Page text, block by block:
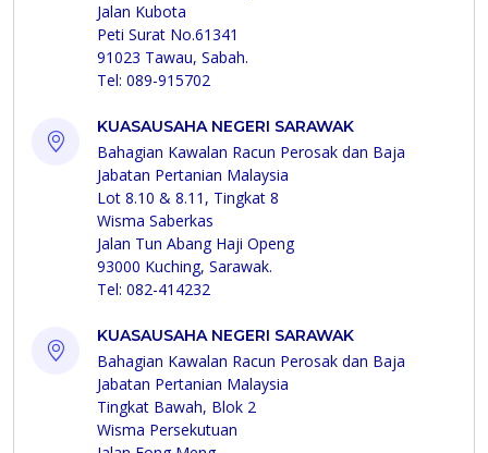
Jalan Kubota
Peti Surat No.61341
91023 Tawau, Sabah.
Tel: 089-915702
KUASAUSAHA NEGERI SARAWAK
Bahagian Kawalan Racun Perosak dan Baja
Jabatan Pertanian Malaysia
Lot 8.10 & 8.11, Tingkat 8
Wisma Saberkas
Jalan Tun Abang Haji Openg
93000 Kuching, Sarawak.
Tel: 082-414232
KUASAUSAHA NEGERI SARAWAK
Bahagian Kawalan Racun Perosak dan Baja
Jabatan Pertanian Malaysia
Tingkat Bawah, Blok 2
Wisma Persekutuan